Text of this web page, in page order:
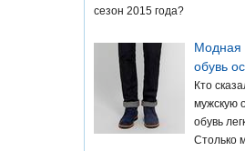
сезон 2015 года?
Модная
обувь
Кто
мужскую
обувь
Столько